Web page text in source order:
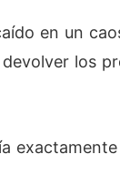
en un
los